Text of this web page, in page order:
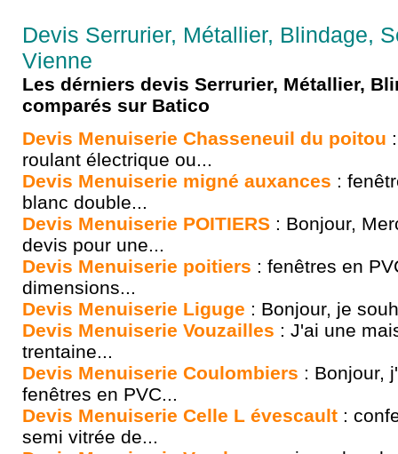
Devis Serrurier, Métallier, Blindage,
Vienne
Les dérniers devis Serrurier, Métallier,
comparés sur Batico
Devis Menuiserie Chasseneuil du poitou
roulant électrique ou...
Devis Menuiserie migné auxances :
blanc double...
Devis Menuiserie POITIERS : Bonjour,
devis pour une...
Devis Menuiserie poitiers : fenêtres en
dimensions...
Devis Menuiserie Liguge : Bonjour, je
Devis Menuiserie Vouzailles : J'ai une
trentaine...
Devis Menuiserie Coulombiers : Bonjour,
fenêtres en PVC...
Devis Menuiserie Celle L évescault :
semi vitrée de...